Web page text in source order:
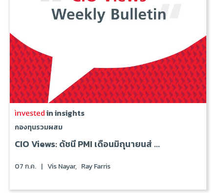
in insights
กองทุนรวมผสม
CIO Views: ดัชนี PMI เดือนมิถุนายนส่ ...
07 ก.ค. | Vis Nayar, Ray Farris